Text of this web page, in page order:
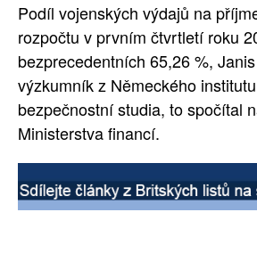
Podíl vojenských výdajů na
rozpočtu v prvním čtvrtletí roku
bezprecedentních 65,26 %,
výzkumník z Německého
bezpečnostní studia, to spočítal
Ministerstva financí.